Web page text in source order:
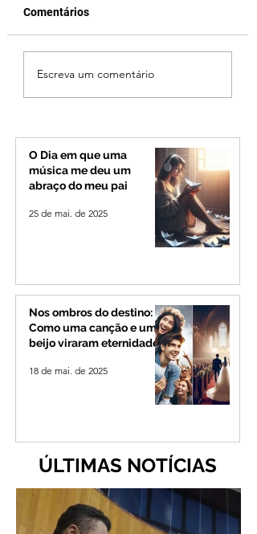
Ciclone bomba no Sul
deve provocar rajadas
de vento e calor
Alto Paranaíba
Comentários
Escreva um comentário
O Dia em que uma
música me deu um
abraço do meu pai
25 de mai. de 2025
Nos ombros do destino:
Como uma canção e um
beijo viraram eternidade
18 de mai. de 2025
ÚLTIMAS NOTÍCIAS